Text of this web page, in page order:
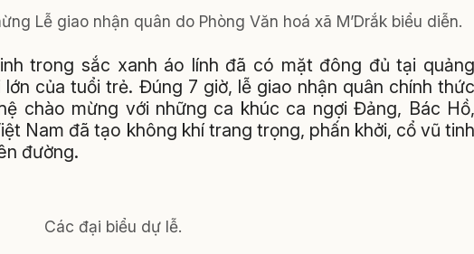
Lễ giao nhận quân do Phòng Văn hoá xã M’Drắk biểu diễn.
trong sắc xanh áo lính đã có mặt đông đủ tại quảng
của tuổi trẻ. Đúng 7 giờ, lễ giao nhận quân chính thức
chào mừng với những ca khúc ca ngợi Đảng, Bác Hồ,
Nam đã tạo không khí trang trọng, phấn khởi, cổ vũ tinh
đường.
Các đại biểu dự lễ.